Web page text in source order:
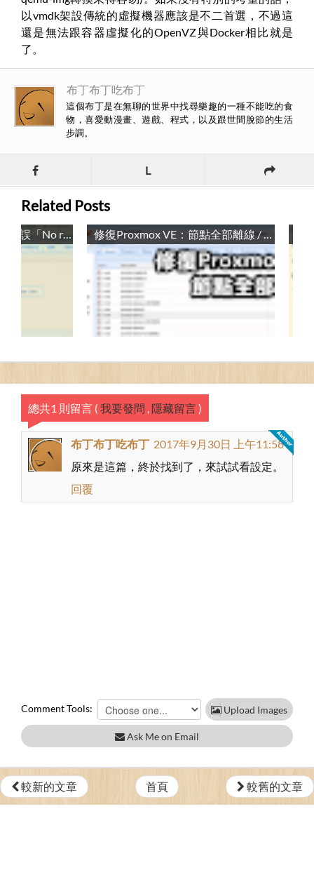
以vmdk架設傳統的虛擬機器應該是不二首選，不過這
還是無法跟容器虛擬化的OpenVZ與Docker相比就是
了。
布丁布丁吃布丁
這個布丁是在無聊的世界中找尋樂趣的一種不能吃的食
物，喜愛動漫畫、遊戲、程式，以及跟世間脫節的生活
步調。
L
Related Posts
修復Proxmox VE：網路錯誤「No route to host (595)」 / Fix Proxmox VE: Network error “No route to host (595)” 修復Proxmox VE：節點全部離線 / Fix Proxmox VE: All Nodes Offline
總共1 則留言 ( 我要發問 ,隱藏留言)
布丁布丁吃布丁 2017年9月30日 上午11:58
原來是這篇，終於找到了，來試試看設定。
回覆
Comment Tools: Upload Images
Ask Me on Email
較新的文章 首頁 較舊的文章